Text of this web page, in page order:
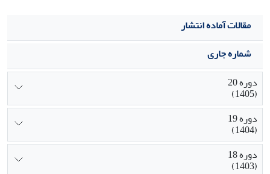
مقالات آماده انتشار
شماره جاری
دوره 20
(1405)
دوره 19
(1404)
دوره 18
(1403)